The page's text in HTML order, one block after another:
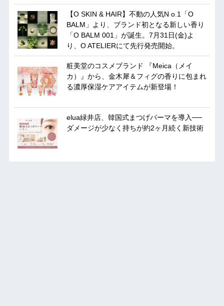
【O SKIN & HAIR】不動の人気N o.1「O
BALM」より、ブランド初となる新しい香り
「O BALM 001」が誕生。7月31日(金)よ
り、O ATELIERにて先行発売開始。
粧美堂のコスメブランド 『Meica（メイ
カ）』から、金木犀＆フィグの香りに包まれ
る濃厚保湿ケアアイテムが新登場！
elua緑井店、韓国式まつげパーマを導入──
ダメージが少なく持ちが約2ヶ月続く新技術